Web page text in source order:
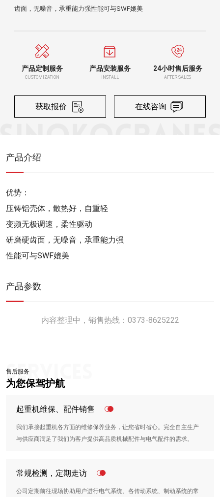
齿面，无噪音，承重能力强性能可与SWF媲美
产品定制服务
CUSTOMIZATION
产品安装服务
INSTALL
24小时售后服务
AFTER SALES
获取报价 在线咨询
产品介绍
优势：
压铸铝壳体，散热好，自重轻
变频无极调速，柔性驱动
研磨硬齿面，无噪音，承重能力强
性能可与SWF媲美
产品参数
内容整理中，销售热线：0373-8625222
售后服务
为您保驾护航
起重机维保、配件销售
我们承接起重机各方面的维修保养业务，让您省时省心。完全自主生产
与供应商满足了我们为客户提供高品质机械配件与电气配件的需求。
常规检测，定期走访
公司定期前往现场协助用户进行电气系统、各传动系统、制动系统的常